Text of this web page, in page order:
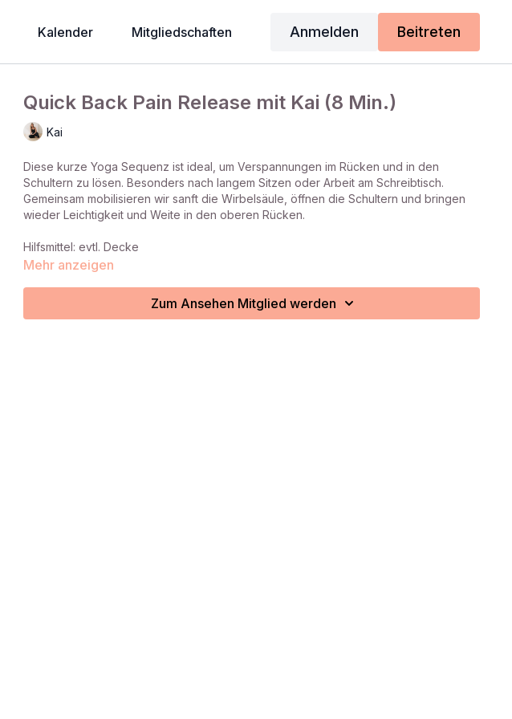
Kalender Mitgliedschaften Anmelden Beitreten
Quick Back Pain Release mit Kai (8 Min.)
Kai
Diese kurze Yoga Sequenz ist ideal, um Verspannungen im Rücken und in den
Schultern zu lösen. Besonders nach langem Sitzen oder Arbeit am Schreibtisch.
Gemeinsam mobilisieren wir sanft die Wirbelsäule, öffnen die Schultern und bringen
wieder Leichtigkeit und Weite in den oberen Rücken.
Hilfsmittel: evtl. Decke
Mehr anzeigen
Zum Ansehen Mitglied werden